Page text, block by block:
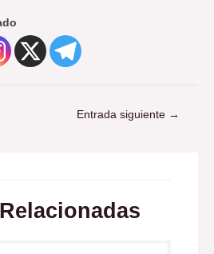
Entrada siguiente →